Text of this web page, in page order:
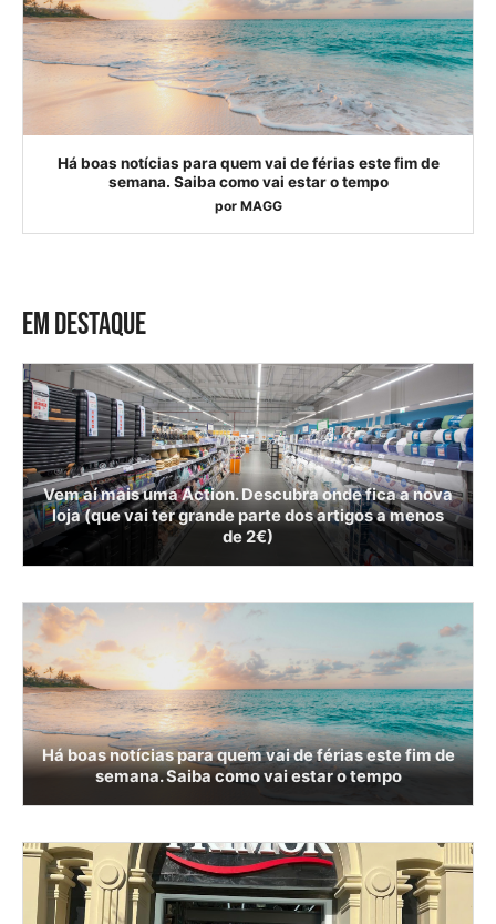
Há boas notícias para quem vai de férias este fim de
semana. Saiba como vai estar o tempo
por MAGG
EM DESTAQUE
Vem aí mais uma Action. Descubra onde fica a nova
loja (que vai ter grande parte dos artigos a menos
de 2€)
Há boas notícias para quem vai de férias este fim de
semana. Saiba como vai estar o tempo